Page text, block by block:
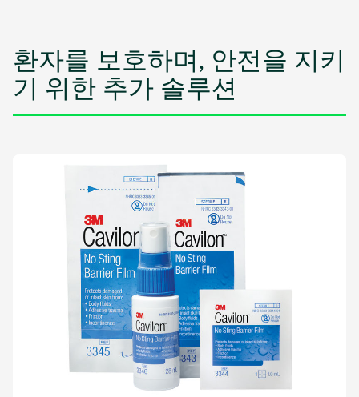
환자를 보호하며, 안전을 지키
기 위한 추가 솔루션